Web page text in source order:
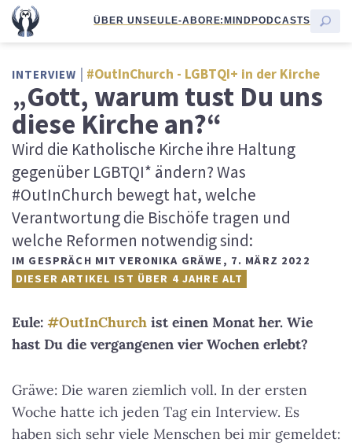
ÜBER UNSEULE-ABORE:MINDPODCASTS
INTERVIEW #OutInChurch - LGBTQI+ in der Kirche
„Gott, warum tust Du uns
diese Kirche an?“
Wird die Katholische Kirche ihre Haltung
gegenüber LGBTQI* ändern? Was
#OutInChurch bewegt hat, welche
Verantwortung die Bischöfe tragen und
welche Reformen notwendig sind:
IM GESPRÄCH MIT VERONIKA GRÄWE , 7. MÄRZ 2022
DIESER ARTIKEL IST ÜBER 4 JAHRE ALT
Eule: #OutInChurch ist einen Monat her. Wie
hast Du die vergangenen vier Wochen erlebt?
Gräwe: Die waren ziemlich voll. In der ersten
Woche hatte ich jeden Tag ein Interview. Es
haben sich sehr viele Menschen bei mir gemeldet: